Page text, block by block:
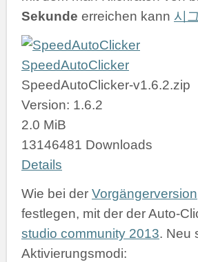
Sekunde erreichen kann 시
SpeedAutoClicker
SpeedAutoClicker-v1.6.2.zip
Version: 1.6.2
2.0 MiB
13146481 Downloads
Details
Wie bei der Vorgängerversion
festlegen, mit der der Auto-
studio community 2013. Neu
Aktivierungsmodi: